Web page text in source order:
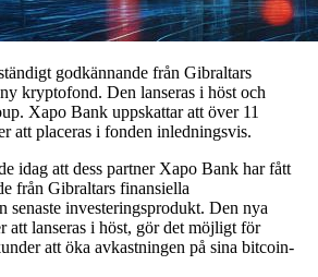
godkännande från Gibraltars
kryptofond. Den lanseras i höst och
Xapo Bank uppskattar att över 11
att placeras i fonden inledningsvis.
idag att dess partner Xapo Bank har fått
från Gibraltars finansiella
senaste investeringsprodukt. Den nya
att lanseras i höst, gör det möjligt för
att öka avkastningen på sina bitcoin-